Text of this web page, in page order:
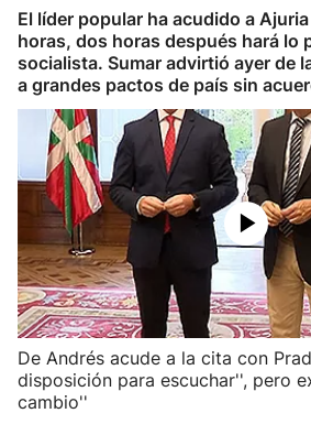
El líder popular ha acudido a
horas, dos horas después hará lo
socialista. Sumar advirtió ayer de
a grandes pactos de país sin
De Andrés acude a la cita con
disposición para escuchar'', pero
cambio''